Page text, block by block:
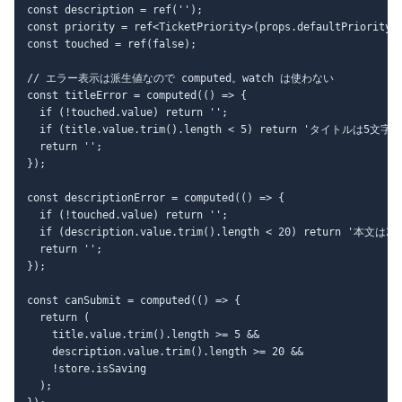
const description = ref('');
const priority =
const touched = ref(false);
// エラー表示は派生値なので computed。watch は使わない
const titleError = computed(() => {
  if (!touched.value) return '';
if (title.value.trim().length < 5) return 'タイトルは5文字以
  return '';
});
const descriptionError = computed(() => {
  if (!touched.value) return '';
if (description.value.trim().length < 20) return '本文は20文
  return '';
});
const canSubmit = computed(() => {
  return (
    title.value.trim().length >= 5 &&
    description.value.trim().length >= 20 &&
    !store.isSaving
  );